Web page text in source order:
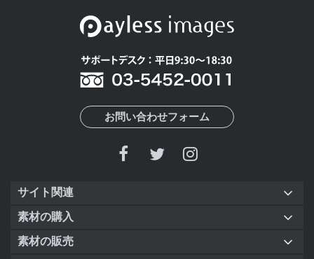
お問い合わせフォーム
サイト関連
素材の購入
素材の販売